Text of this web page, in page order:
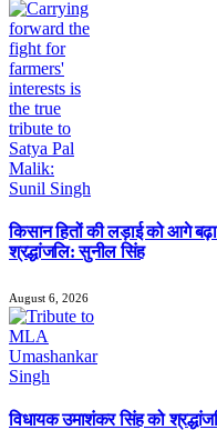
किसान हितों की लड़ाई को आगे
श्रद्धांजलि: सुनील सिंह
August 6, 2026
विधायक उमाशंकर सिंह को